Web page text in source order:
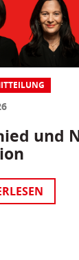
und